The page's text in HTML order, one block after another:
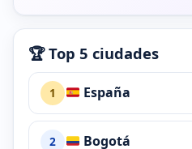
🏆 Top 5 ciudades
1 España
2 Bogotá